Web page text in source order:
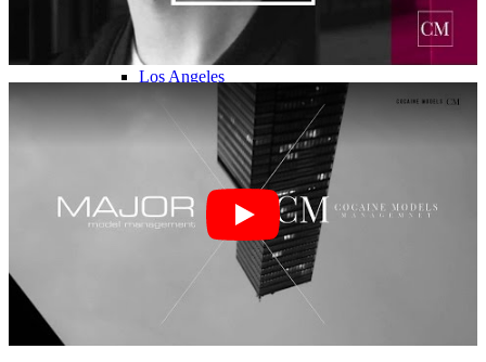
London
Los Angeles
Mailand
München